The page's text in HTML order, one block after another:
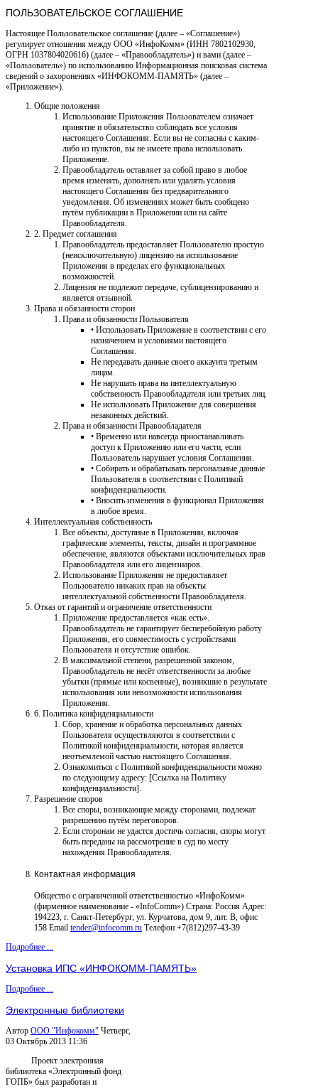
ПОЛЬЗОВАТЕЛЬСКОЕ СОГЛАШЕНИЕ
Настоящее Пользовательское соглашение (далее – «Соглашение»)
регулирует отношения между ООО «ИнфоКомм» (ИНН 7802102930,
ОГРН 1037804020616) (далее – «Правообладатель») и вами (далее –
«Пользователь») по использованию Информационная поисковая система
сведений о захоронениях «ИНФОКОММ-ПАМЯТЬ» (далее –
«Приложение»).
Общие положения
Использование Приложения Пользователем означает
принятие и обязательство соблюдать все условия
настоящего Соглашения. Если вы не согласны с каким-
либо из пунктов, вы не имеете права использовать
Приложение.
Правообладатель оставляет за собой право в любое
время изменять, дополнять или удалять условия
настоящего Соглашения без предварительного
уведомления. Об изменениях может быть сообщено
путём публикации в Приложении или на сайте
Правообладателя.
2. Предмет соглашения
Правообладатель предоставляет Пользователю простую
(неисключительную) лицензию на использование
Приложения в пределах его функциональных
возможностей.
Лицензия не подлежит передаче, сублицензированию и
является отзывной.
Права и обязанности сторон
Права и обязанности Пользователя
• Использовать Приложение в соответствии с его
назначением и условиями настоящего
Соглашения.
Не передавать данные своего аккаунта третьим
лицам.
Не нарушать права на интеллектуальную
собственность Правообладателя или третьих лиц.
Не использовать Приложение для совершения
незаконных действий.
Права и обязанности Правообладателя
• Временно или навсегда приостанавливать
доступ к Приложению или его части, если
Пользователь нарушает условия Соглашения.
• Собирать и обрабатывать персональные данные
Пользователя в соответствии с Политикой
конфиденциальности.
• Вносить изменения в функционал Приложения
в любое время.
Интеллектуальная собственность
Все объекты, доступные в Приложении, включая
графические элементы, тексты, дизайн и программное
обеспечение, являются объектами исключительных прав
Правообладателя или его лицензиаров.
Использование Приложения не предоставляет
Пользователю никаких прав на объекты
интеллектуальной собственности Правообладателя.
Отказ от гарантий и ограничение ответственности
Приложение предоставляется «как есть».
Правообладатель не гарантирует бесперебойную работу
Приложения, его совместимость с устройствами
Пользователя и отсутствие ошибок.
В максимальной степени, разрешенной законом,
Правообладатель не несёт ответственности за любые
убытки (прямые или косвенные), возникшие в результате
использования или невозможности использования
Приложения.
6. Политика конфиденциальности
Сбор, хранение и обработка персональных данных
Пользователя осуществляются в соответствии с
Политикой конфиденциальности, которая является
неотъемлемой частью настоящего Соглашения.
Ознакомиться с Политикой конфиденциальности можно
по следующему адресу: [Ссылка на Политику
конфиденциальности].
Разрешение споров
Все споры, возникающие между сторонами, подлежат
разрешению путём переговоров.
Если сторонам не удастся достичь согласия, споры могут
быть переданы на рассмотрение в суд по месту
нахождения Правообладателя.
Контактная информация
Общество с ограниченной ответственностью «ИнфоКомм»
(фирменное наименование - «InfoComm») Страна: Россия Адрес:
194223, г. Санкт-Петербург, ул. Курчатова, дом 9, лит. В, офис
158 Email tender@infocomm.ru Телефон +7(812)297-43-39
Подробнее ...
Установка ИПС «ИНФОКОММ-ПАМЯТЬ»
Подробнее ...
Электронные библиотеки
Автор ООО "Инфокомм" Четверг,
03 Октябрь 2013 11:36
Проект электронная
библиотека «Электронный фонд
ГОПБ» был разработан и